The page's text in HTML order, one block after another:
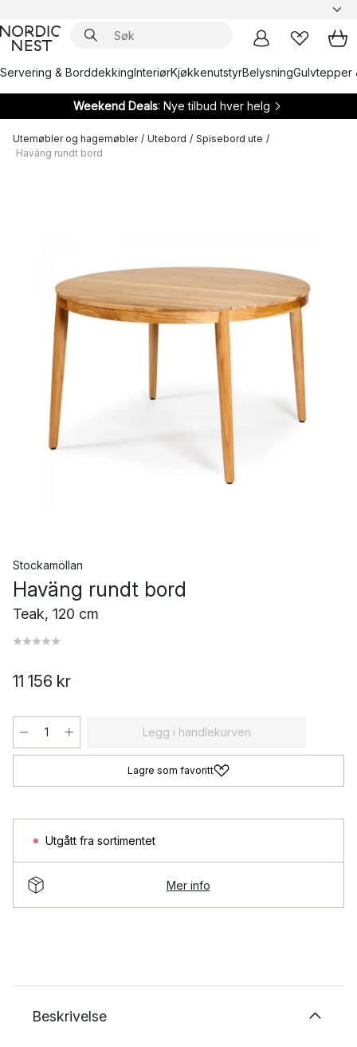
Servering & BorddekkingInteriørKjøkkenutstyrBelysningGulvtepper
Weekend Deals: Nye tilbud hver helg
Utemøbler og hagemøbler / Utebord / Spisebord ute /
Haväng rundt bord
Stockamöllan
Haväng rundt bord
Teak, 120 cm
11 156 kr
Legg i handlekurven
Lagre som favoritt
Utgått fra sortimentet
Mer info
Beskrivelse